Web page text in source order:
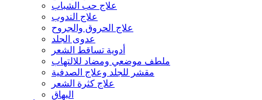
علاج حب الشباب
علاج الندوب
علاج الحروق والجروح
عدوى الجلد
أدوية تساقط الشعر
ملطف موضعي ومضاد للالتهاب
مقشر للجلد وعلاج الصدفية
علاج كثرة الشعر
البهاق